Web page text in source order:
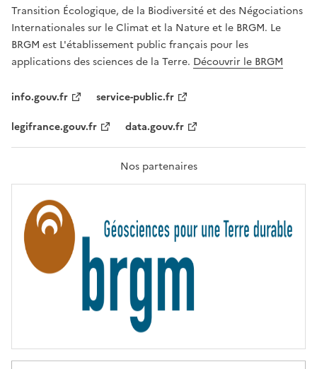
É
,
É
G
A
L
F
A
T
R
T
É
Transition Écologique, de la Biodiversité et des Négociations
Internationales sur le Climat et la Nature et le BRGM. Le
BRGM est L'établissement public français pour les
applications des sciences de la Terre. Découvrir le BRGM
info.gouv.fr
service-public.fr
legifrance.gouv.fr
data.gouv.fr
Nos partenaires